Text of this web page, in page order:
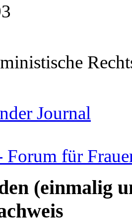
Journal
Forum für
(einmalig